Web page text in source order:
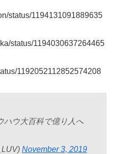
status/1194131091889635
status/1194030637264465
1192052112852574208
ハウ大百科で億り人へ
November 3, 2019